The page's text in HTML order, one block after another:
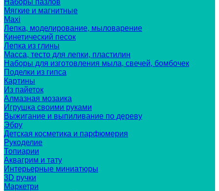
Наборы пазлов
Мягкие и магнитные
Maxi
Лепка, моделирование, мыловарение
Кинетический песок
Лепка из глины
Масса, тесто для лепки, пластилин
Наборы для изготовления мыла, свечей, бомбочек
Поделки из гипса
Картины
Из пайеток
Алмазная мозаика
Игрушка своими руками
Выжигание и выпиливание по дереву
Эбру
Детская косметика и парфюмерия
Рукоделие
Топиарии
Аквагрим и тату
Интерьерные миниатюры
3D ручки
Маркетри